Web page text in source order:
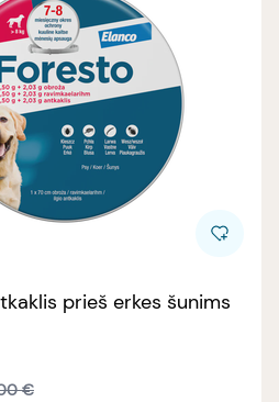
prieš erkes šunims
€